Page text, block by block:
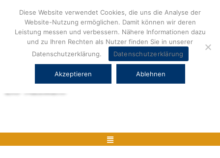
springen
Herstellerneutrale ERP Beratung und
Menü
Diese Website verwendet Cookies, die uns die Analyse der
Website-Nutzung ermöglichen. Damit können wir deren
Leistung messen und verbessern. Nähere Informationen dazu
und zu Ihren Rechten als Nutzer finden Sie in unserer
Datenschutzerklärung.
Datenschutzerklärung
Akzeptieren Ablehnen